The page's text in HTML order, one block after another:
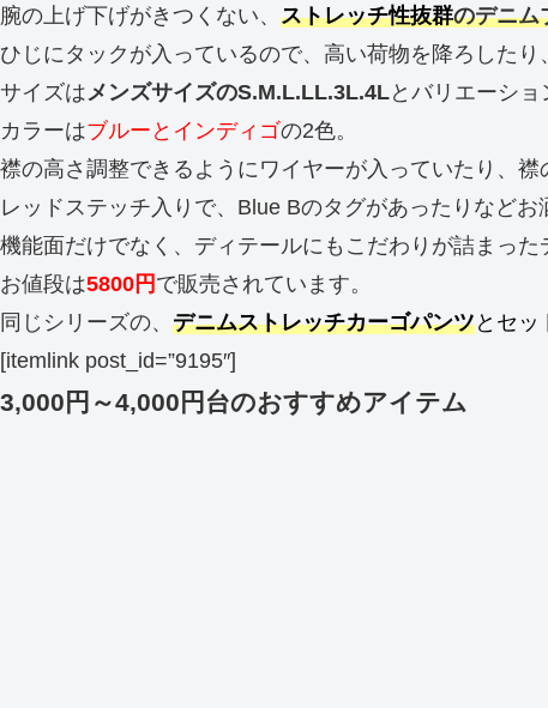
腕の上げ下げがきつくない、 ストレッチ性抜群のデニム
ひじにタックが入っているので、高い荷物を降ろした
サイズはメンズサイズのS.M.L.LL.3L.4Lとバリエーショ
カラーはブルーとインディゴの2色。
襟の高さ調整できるようにワイヤーが入っていたり、襟
レッドステッチ入りで、Blue Bのタグがあったりなど
機能面だけでなく、ディテールにもこだわりが詰まった
お値段は5800円 で販売されています。
同じシリーズの、 デニムストレッチカーゴパンツとセッ
[itemlink post_id=”9195″]
3,000円～4,000円台のおすすめアイテム